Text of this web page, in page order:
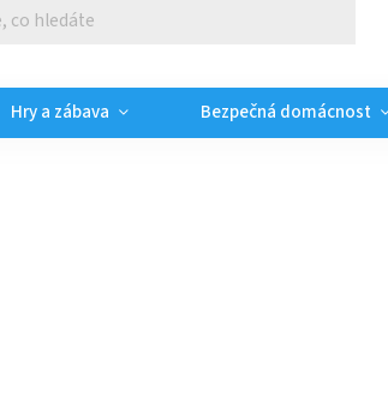
Hry a zábava Bezpečná domácnost